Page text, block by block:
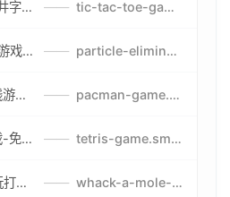
极井字棋游戏-H5井字棋免费游戏-在线闯关变身超人打怪兽井字棋游戏 —— tic-tac-toe-game.smartwatchmanufacturer.cn
极简解压粒子消除游戏-免费H5粒子消除在线游戏 —— particle-elimination-game.smartwatchmanufacturer.cn
经典吃豆人H5在线游戏-5关挑战BOSS机枪决战版吃豆人怪兽游戏 —— pacman-game.smartwatchmanufacturer.cn
俄罗斯方块H5游戏-免费获取俄罗斯方块攻略-俄罗斯方块怪兽游戏策略 —— tetris-game.smartwatchmanufacturer.cn
打地鼠游戏-免费玩打地鼠H5网页游戏-打地鼠游戏官网 —— whack-a-mole-game.smartwatchmanufacturer.cn